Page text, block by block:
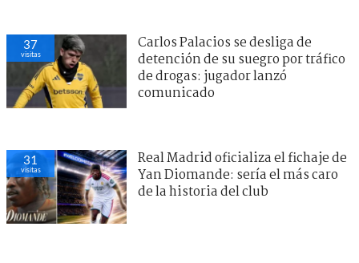
37
visitas
Carlos Palacios se desliga de
detención de su suegro por tráfico
de drogas: jugador lanzó
comunicado
31
visitas
Real Madrid oficializa el fichaje de
Yan Diomande: sería el más caro
de la historia del club